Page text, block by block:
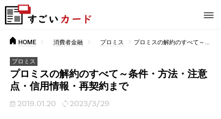
HOME 消費者金融 プロミス プロミスの解約のすべて～条件・方法・注意点・信用情報・再契約まで
プロミス
プロミスの解約のすべて～条件・方法・注意
点・信用情報・再契約まで
2019.01.20 2023/3/29